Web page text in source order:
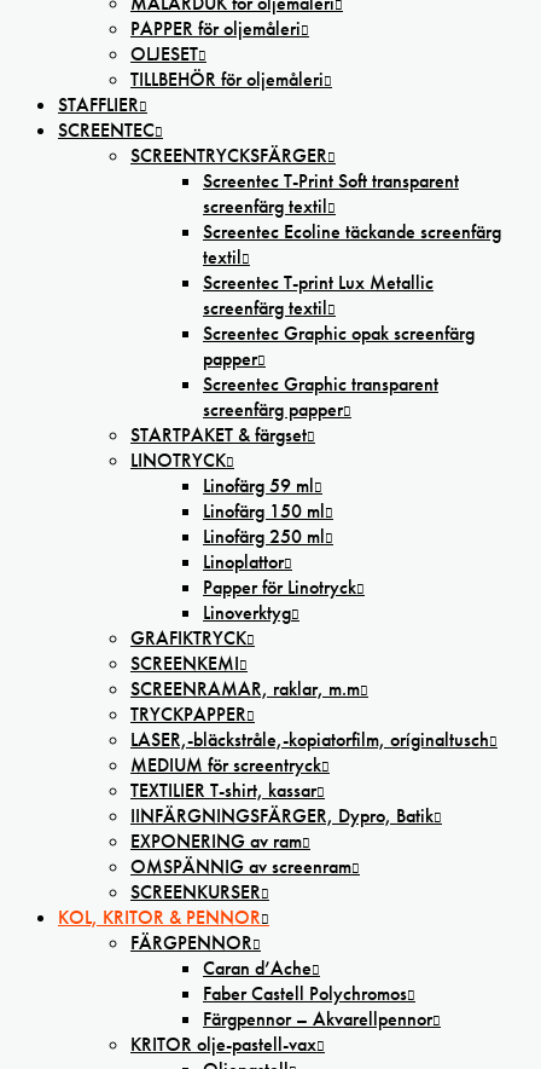
PAPPER för oljemåleri
OLJESET
TILLBEHÖR för oljemåleri
STAFFLIER
SCREENTEC
SCREENTRYCKSFÄRGER
Screentec T-Print Soft transparent
screenfärg textil
Screentec Ecoline täckande screenfärg
textil
Screentec T-print Lux Metallic
screenfärg textil
Screentec Graphic opak screenfärg
papper
Screentec Graphic transparent
screenfärg papper
STARTPAKET & färgset
LINOTRYCK
Linofärg 59 ml
Linofärg 150 ml
Linofärg 250 ml
Linoplattor
Papper för Linotryck
Linoverktyg
GRAFIKTRYCK
SCREENKEMI
SCREENRAMAR, raklar, m.m
TRYCKPAPPER
LASER,-bläckstråle,-kopiatorfilm, oríginaltusch
MEDIUM för screentryck
TEXTILIER T-shirt, kassar
IINFÄRGNINGSFÄRGER, Dypro, Batik
EXPONERING av ram
OMSPÄNNIG av screenram
SCREENKURSER
KOL, KRITOR & PENNOR
FÄRGPENNOR
Caran d’Ache
Faber Castell Polychromos
Färgpennor – Akvarellpennor
KRITOR olje-pastell-vax